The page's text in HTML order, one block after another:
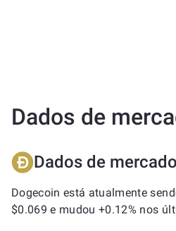
Dados de
Dados de
Dogecoin está atualmente
$0.069 e mudou +0.12% nos